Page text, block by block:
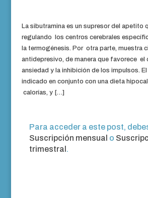
La sibutramina es un supresor del apetito
regulando los centros cerebrales
la termogénesis. Por otra parte, muestra
antidepresivo, de manera que favorece el
ansiedad y la inhibición de los impulsos.
indicado en conjunto con una dieta
calorías, y […]
Para acceder a este post,
Suscripción mensual o
trimestral .